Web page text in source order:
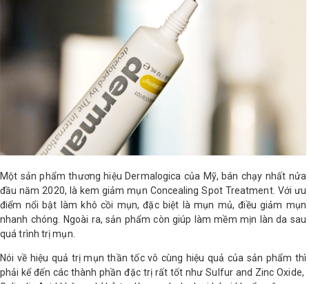
Một sản phẩm thương hiệu Dermalogica của Mỹ, bán chạy nhất nửa
đầu năm 2020, là kem giảm mụn Concealing Spot Treatment. Với ưu
điểm nổi bật làm khô cồi mụn, đặc biệt là mụn mủ, điều giảm mụn
nhanh chóng. Ngoài ra, sản phẩm còn giúp làm mềm mịn làn da sau
quá trình trị mụn.
Nói về hiệu quả trị mụn thần tốc vô cùng hiệu quả của sản phẩm thì
phải kể đến các thành phần đặc trị rất tốt như Sulfur and Zinc Oxide,